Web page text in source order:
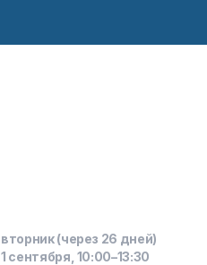
вторник (через 26 дней)
1 сентября, 10:00–13:30